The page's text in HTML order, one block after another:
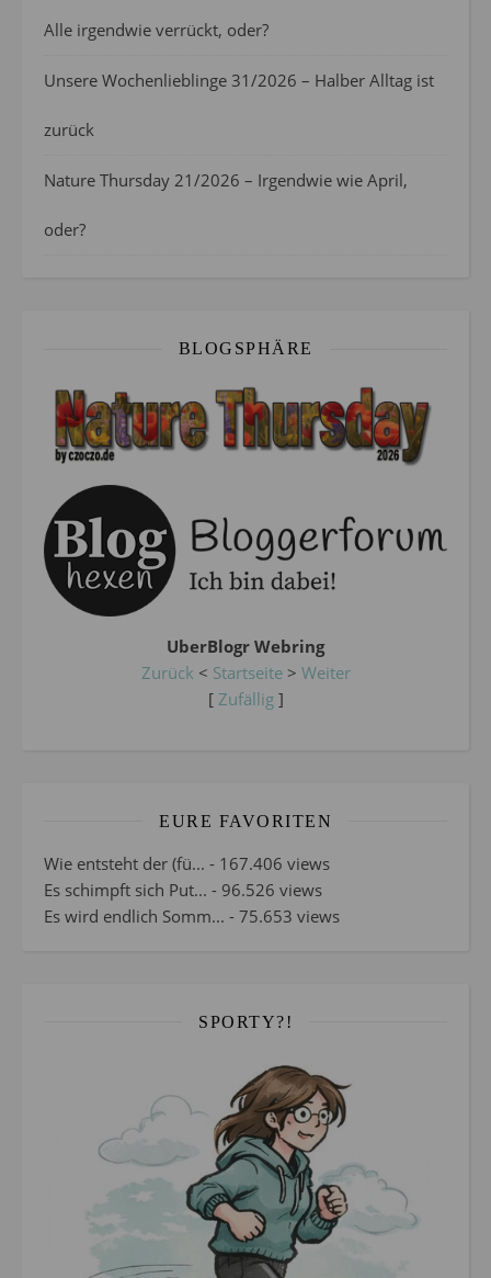
Alle irgendwie verrückt, oder?
Unsere Wochenlieblinge 31/2026 – Halber Alltag ist
zurück
Nature Thursday 21/2026 – Irgendwie wie April,
oder?
BLOGSPHÄRE
UberBlogr Webring
Zurück < Startseite> Weiter
[ Zufällig]
EURE FAVORITEN
Wie entsteht der (fü... - 167.406 views
Es schimpft sich Put... - 96.526 views
Es wird endlich Somm... - 75.653 views
SPORTY?!